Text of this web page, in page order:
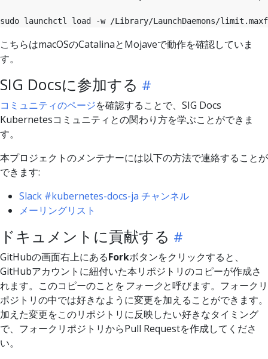
こちらはmacOSのCatalinaとMojaveで動作を確認していま
す。
SIG Docsに参加する
コミュニティのページを確認することで、SIG Docs
Kubernetesコミュニティとの関わり方を学ぶことができま
す。
本プロジェクトのメンテナーには以下の方法で連絡することが
できます:
Slack #kubernetes-docs-ja チャンネル
メーリングリスト
ドキュメントに貢献する
GitHubの画面右上にあるForkボタンをクリックすると、
GitHubアカウントに紐付いた本リポジトリのコピーが作成さ
れます。このコピーのことを フォークと呼びます。フォークリ
ポジトリの中では好きなように変更を加えることができます。
加えた変更をこのリポジトリに反映したい好きなタイミング
で、フォークリポジトリからPull Requestを作成してくださ
い。